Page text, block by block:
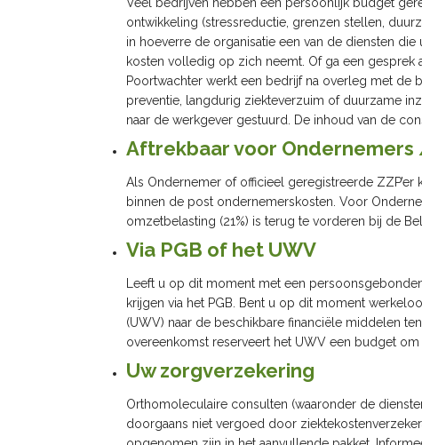
ontwikkeling (stressreductie, grenzen stellen,
in hoeverre de organisatie een van de diensten
kosten volledig op zich neemt. Of ga een gesprek
Poortwachter werkt een bedrijf na overleg met de
preventie, langdurig ziekteverzuim of duurzame
naar de werkgever gestuurd. De inhoud van de
Aftrekbaar voor Ondernemers
Als Ondernemer of officieel geregistreerde
binnen de post ondernemerskosten. Voor
omzetbelasting (21%) is terug te vorderen bij de
Via PGB of het UWV
Leeft u op dit moment met een
krijgen via het PGB. Bent u op dit moment
(UWV) naar de beschikbare financiële middelen
overeenkomst reserveert het UWV een budget
Uw zorgverzekering
Orthomoleculaire consulten (waaronder de
doorgaans niet vergoed door